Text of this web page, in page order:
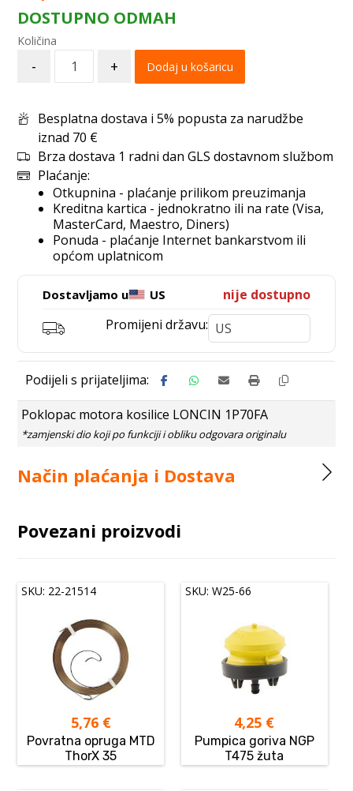
DOSTUPNO ODMAH
- + Dodaj u košaricu
Besplatna dostava i 5% popusta za narudžbe
iznad 70 €
Brza dostava 1 radni dan GLS dostavnom službom
Plaćanje:
Otkupnina - plaćanje prilikom preuzimanja
Kreditna kartica - jednokratno ili na rate (Visa,
MasterCard, Maestro, Diners)
Ponuda - plaćanje Internet bankarstvom ili
općom uplatnicom
Dostavljamo u US
nije dostupno
Promijeni državu:
Poklopac motora kosilice LONCIN 1P70FA
Način plaćanja i Dostava
Povezani proizvodi
SKU: 22-21514
5,76 €
Povratna opruga MTD
ThorX 35
SKU: W25-66
4,25 €
Pumpica goriva NGP
T475 žuta